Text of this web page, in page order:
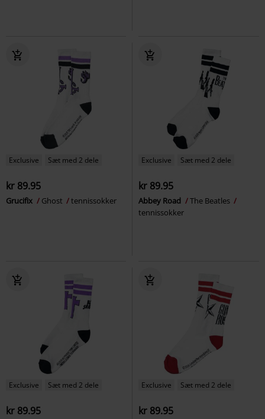
Exclusive Sæt med 2 dele
kr 89.95
Grucifix Ghost tennissokker
Exclusive Sæt med 2 dele
kr 89.95
Abbey Road
The Beatles
tennissokker
Exclusive Sæt med 2 dele
kr 89.95
Exclusive Sæt med 2 dele
kr 89.95